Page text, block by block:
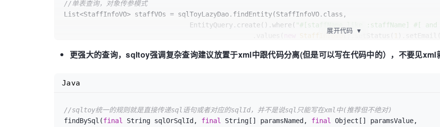
//加锁获取对象
StaffInfoVO("S190715009" ),LockMode.UPGRADE);
sqlToyCRUDService.isUnique(staffInfo, "staffCode");
//单表查询，对象传参模式
List<StaffInfoVO> staffVOs = sqlToyLazyDao.findEntity(StaffInfoVO.class,
				EntityQuery.create().where(
"#[staffName like :staffName] #[
						.values(
StaffInfoVO ().setStatus( 1 ).setEmail(
Long
//链式变更
Long updateCount = sqlToyLazyDao.updateByQuery(StaffInfoVO.class,
展开代码 ▼
更强大的查询，sqltoy强调复杂查询建议放置于xml中跟代码分离(但是可以写在代码中的），不要见xml
//sqltoy统一的规则就是直接传递sql语句或者对应的sqlId，并不是说sql只能写在xml中(推荐但不绝对)
findBySql(final String sqlOrSqlId, final String[] paramsNamed, final
Object[] paramsValue,
Java